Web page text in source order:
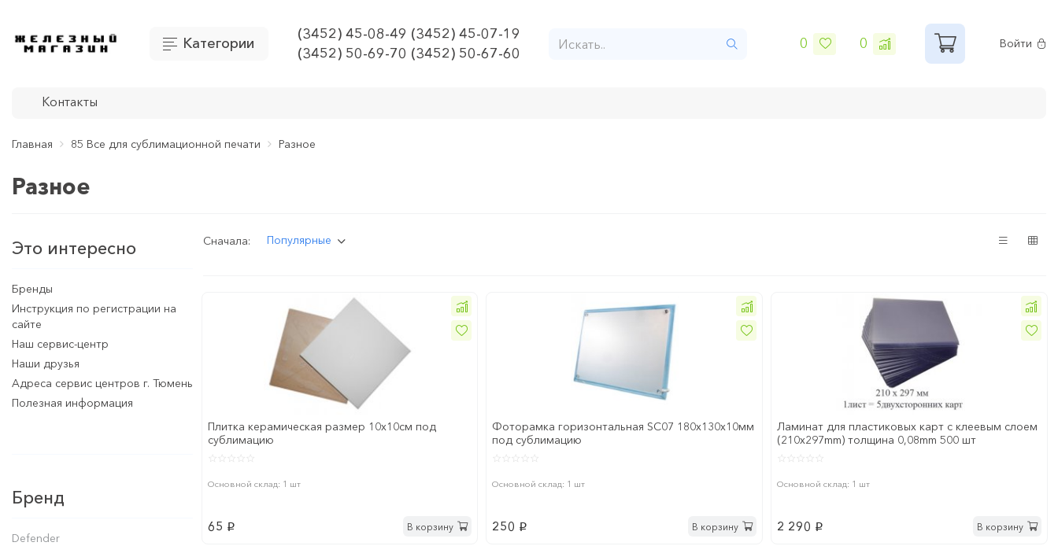
Категории
(3452) 45-08-49 (3452) 45-07-19
(3452) 50-69-70 (3452) 50-67-60
0 0 Войти
Контакты
Главная 85 Все для сублимационной печати Разное
Разное
Это интересно
Бренды
Инструкция по регистрации на
сайте
Наш сервис-центр
Наши друзья
Адреса сервис центров г. Тюмень
Полезная информация
Бренд
Defender
Сначала: Популярные
Плитка керамическая размер 10х10см под
сублимацию
Основной склад: 1 шт
65 p В корзину
Фоторамка горизонтальная SC07 180х130х10мм
под сублимацию
Основной склад: 1 шт
250 p В корзину
Ламинат для пластиковых карт с клеевым слоем
(210х297mm) толщина 0,08mm 500 шт
Основной склад: 1 шт
2 290 p В корзину